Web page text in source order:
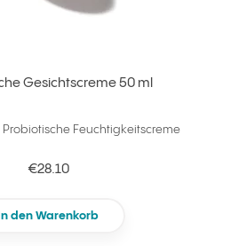
Gesichtscreme 50 ml
Probiotische Feuchtigkeitscreme
€28.10
In den Warenkorb